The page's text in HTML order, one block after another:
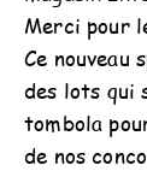
Merci pour
Ce nouveau
des lots qui
tombola
de nos